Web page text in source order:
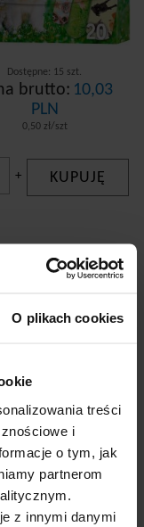
O plikach cookies
treści
i
o tym, jak
partnerom
z innymi danymi
Dostępne: 15 szt.
brutto: 10,03
PLN
0,50 zł/szt
+ KUPUJĘ
plastry